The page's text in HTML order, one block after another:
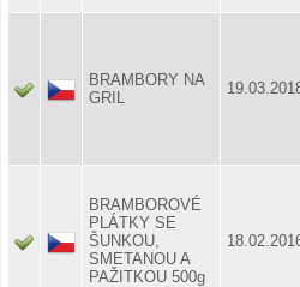
BRAMBORY NA
GRIL
BRAMBOROVÉ
PLÁTKY SE
ŠUNKOU,
SMETANOU A
PAŽITKOU 500g